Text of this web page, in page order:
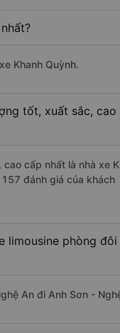
Khanh Quỳnh.
tốt, xuất sắc, cao
cấp nhất là nhà xe
đánh giá của khách
limousine phòng đôi
An đi Anh Sơn -